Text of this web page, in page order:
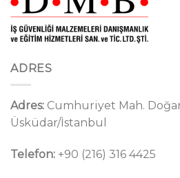
ADRES
Adres: Cumhuriyet Mah.
Üsküdar/İstanbul
Telefon: +90 (216) 316 4425